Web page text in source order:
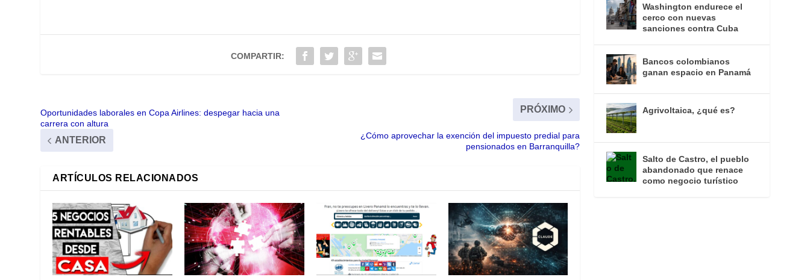
COMPARTIR:
Oportunidades laborales en Copa Airlines: despegar hacia una
carrera con altura
ANTERIOR
PRÓXIMO
¿Cómo aprovechar la exención del impuesto predial para
pensionados en Barranquilla?
ARTÍCULOS RELACIONADOS
Washington endurece el
cerco con nuevas
sanciones contra Cuba
Bancos colombianos
ganan espacio en Panamá
Agrivoltaica, ¿qué es?
Salto de Castro, el pueblo
abandonado que renace
como negocio turístico